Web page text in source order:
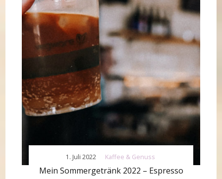
Kaffee & Genuss
Mein Sommergetränk 2022 – Espresso
1. Juli 2022